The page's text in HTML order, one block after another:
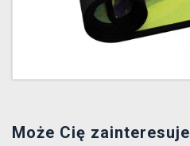
Może Cię zainteresuje